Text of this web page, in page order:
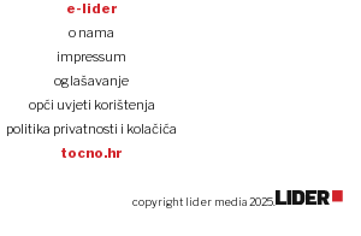
e-lider
o nama
impressum
oglašavanje
opći uvjeti korištenja
politika privatnosti i kolačića
tocno.hr
copyright lider media 2025.